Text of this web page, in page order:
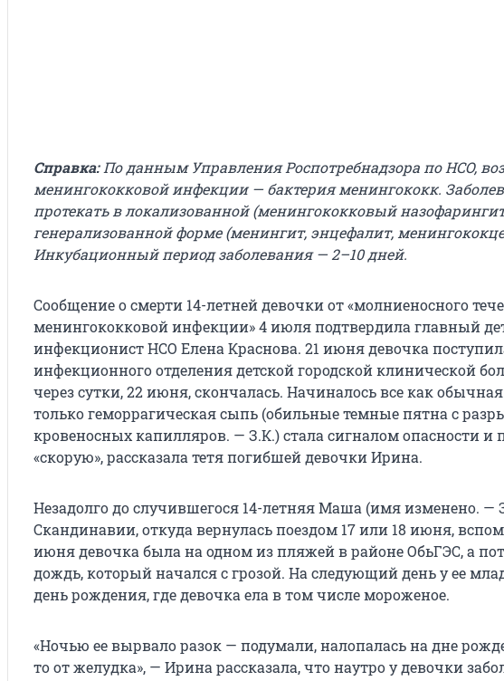
Справка:По данным Управления Роспотребнадзора по НСО,
менингококковой инфекции — бактерия менингококк.
протекать в локализованной (менингококковый
генерализованной форме (менингит, энцефалит,
Инкубационный период заболевания — 2–10 дней.
Сообщение о смерти 14-летней девочки от «молниеносного
менингококковой инфекции» 4 июля подтвердила главный
инфекционист НСО Елена Краснова. 21 июня девочка
инфекционного отделения детской городской клинической
через сутки, 22 июня, скончалась. Начиналось все как
только геморрагическая сыпь (обильные темные пятна с
кровеносных капилляров. — З.К.) стала сигналом опасности и
«скорую», рассказала тетя погибшей девочки Ирина.
Незадолго до случившегося 14-летняя Маша (имя изменено. —
Скандинавии, откуда вернулась поездом 17 или 18 июня,
июня девочка была на одном из пляжей в районе ОбьГЭС, а
дождь, который начался с грозой. На следующий день у ее
день рождения, где девочка ела в том числе мороженое.
«Ночью ее вырвало разок — подумали, налопалась на дне
то от желудка», — Ирина рассказала, что наутро у девочки